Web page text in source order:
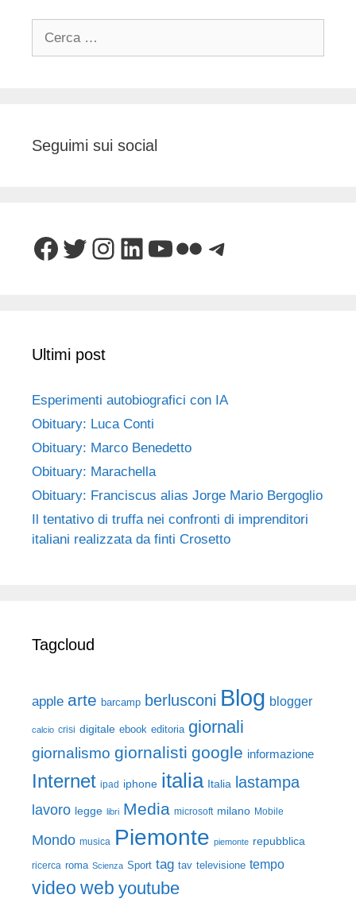
Seguimi sui social
Facebook
Twitter
Instagram
LinkedIn
YouTube
FlickrTelegram
Ultimi post
Esperimenti autobiografici con IA
Obituary: Luca Conti
Obituary: Marco Benedetto
Obituary: Marachella
Obituary: Franciscus alias Jorge Mario Bergoglio
Il tentativo di truffa nei confronti di imprenditori
italiani realizzata da finti Crosetto
Tagcloud
apple arte barcamp berlusconi Blog blogger
calcio crisi digitale ebook editoria giornali
giornalismo giornalisti google informazione
Internet ipad iphone italia Italia lastampa
lavoro legge libri Media microsoft milano Mobile
Mondo musica Piemonte piemonte repubblica
ricerca roma Scienza Sport tag tav televisione tempo
video web youtube